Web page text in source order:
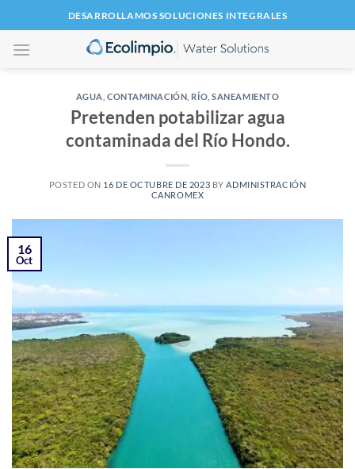
al
contenido
DESARROLLAMOS SOLUCIONES INTEGRALES
AGUA CONTAMINACIÓN RÍO ,SANEAMIENTO
Pretenden potabilizar agua
contaminada del Río Hondo.
POSTED ON 16 DE OCTUBRE DE 2023 BY ADMINISTRACIÓN
CANROMEX
16
Oct